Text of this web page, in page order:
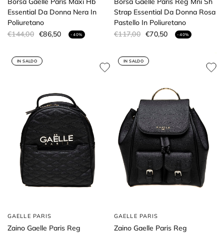
Essential Da Donna Nera In
Poliuretano
€144,00 €86,50 - 40%
Strap Essential Da Donna Rosa
Pastello In Poliuretano
€117,00 €70,50 - 40%
IN SALDO
GAELLE PARIS
Zaino Gaelle Paris Reg
IN SALDO
GAELLE PARIS
Zaino Gaelle Paris Reg